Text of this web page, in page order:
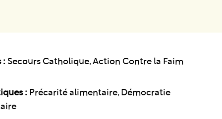
: Secours Catholique, Action Contre la Faim
: Précarité alimentaire Démocratie